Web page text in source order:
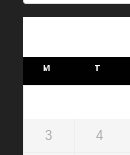
M T
3 4